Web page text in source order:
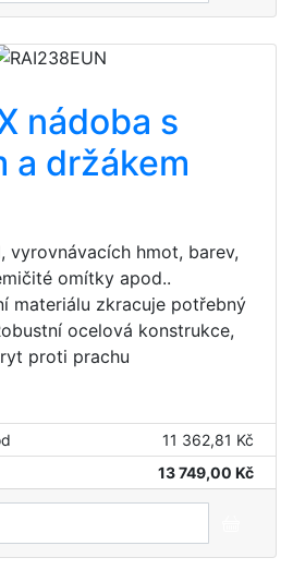
nádoba s
a držákem
vyrovnávacích hmot, barev,
omítky apod..
materiálu zkracuje potřebný
ocelová konstrukce,
proti prachu
11 362,81 Kč
13 749,00 Kč